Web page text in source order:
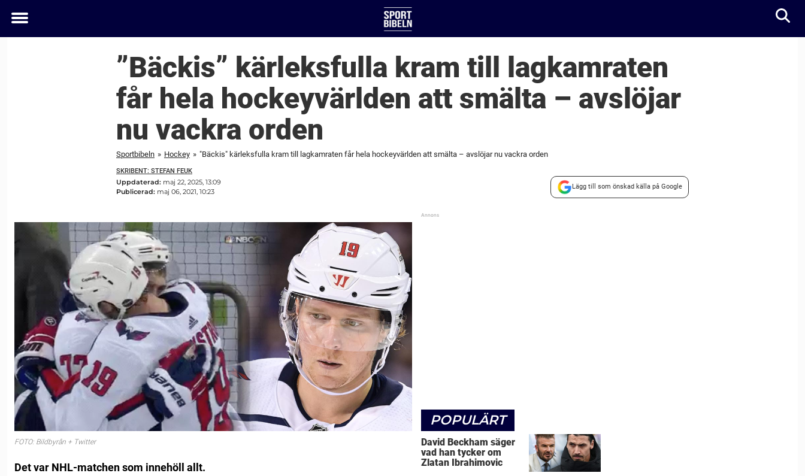
Toggle
”Bäckis” kärleksfulla kram till lagkamraten
får hela hockeyvärlden att smälta – avslöjar
nu vackra orden
Sportbibeln » Hockey » "Bäckis" kärleksfulla kram till lagkamraten får hela hockeyvärlden att smälta – avslöjar nu vackra orden
SKRIBENT: STEFAN FEUK
Uppdaterad: maj 22, 2025, 13:09
Publicerad: maj 06, 2021, 10:23
Lägg till som önskad källa på Google
FOTO: Bildbyrån + Twitter
Det var NHL-matchen som innehöll allt.
POPULÄRT
David Beckham säger
vad han tycker om
Zlatan Ibrahimovic